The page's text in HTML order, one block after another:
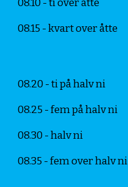
08.10 - ti over åtte
08.15 - kvart over åtte
08.20 - ti på halv ni
08.25 - fem på halv ni
08.30 - halv ni
08.35 - fem over halv ni